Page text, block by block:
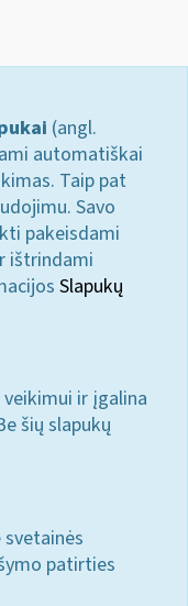
(angl.
automatiškai
Taip pat
Savo
pakeisdami
ištrindami
Slapukų
ir įgalina
šių slapukų
patirties